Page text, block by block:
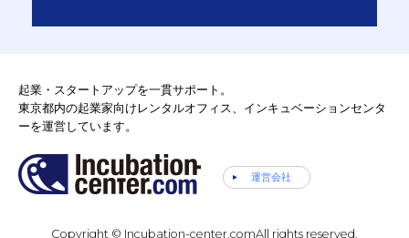
起業・スタートアップを一貫サポート。
東京都内の起業家向けレンタルオフィス、インキュベーションセンタ
ーを運営しています。
運営会社
Copyright © Incubation-center.comAll rights reserved.